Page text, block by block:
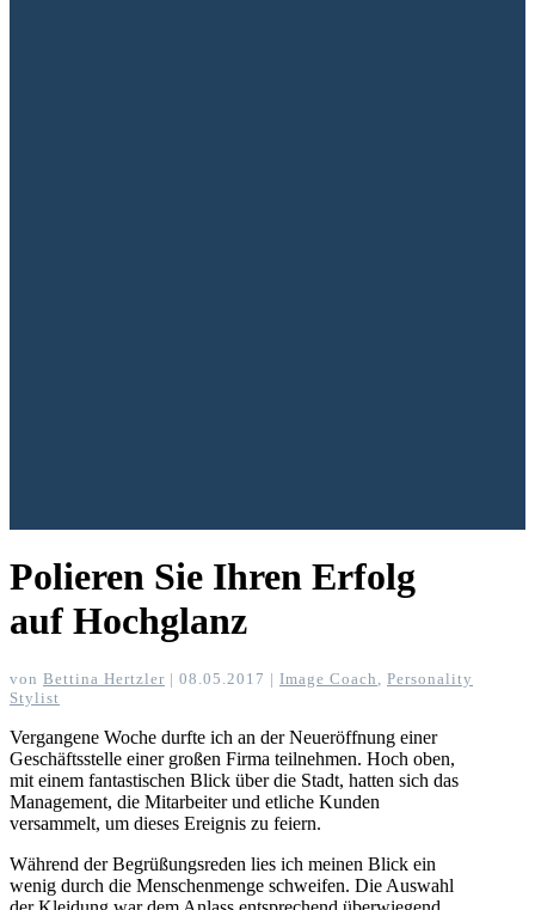
Polieren Sie Ihren Erfolg
auf Hochglanz
von Bettina Hertzler | 08.05.2017 | Image Coach
Personality
Stylist
Vergangene Woche durfte ich an der Neueröffnung einer
Geschäftsstelle einer großen Firma teilnehmen. Hoch oben,
mit einem fantastischen Blick über die Stadt, hatten sich das
Management, die Mitarbeiter und etliche Kunden
versammelt, um dieses Ereignis zu feiern.
Während der Begrüßungsreden lies ich meinen Blick ein
wenig durch die Menschenmenge schweifen. Die Auswahl